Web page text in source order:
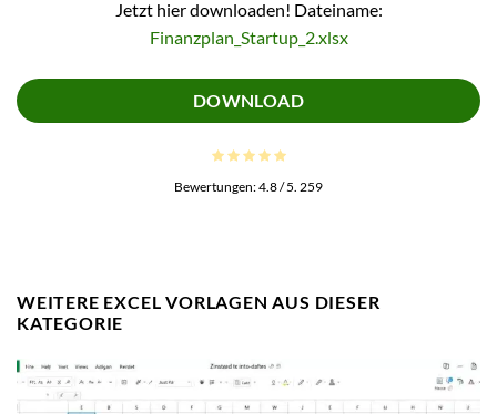
Jetzt hier downloaden! Dateiname:
Finanzplan_Startup_2.xlsx
DOWNLOAD
Bewertungen:4.8/ 5. 259
WEITERE EXCEL VORLAGEN AUS DIESER
KATEGORIE